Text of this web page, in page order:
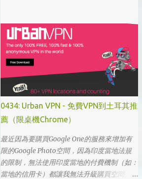
的，想說該不會為了要創造話題，所以硬拍一
部老少配的題材吧。加上男女主角都不認識，
所以一直到播出了三、四集開始好評不斷，加
上面臨了美、日、韓劇的劇荒，個人又特愛喪
劇，我硬是在找出來看了一次…。 不得不說，
開頭的辦公室場景，打昆蟲的的情節和打在代
表頭上奇異動畫，讓我以為這是次世代的搞笑
辦公室劇。第一集看完的時候，說真的還真不
知道這部劇集要表達什麼 - 因為開頭讓我覺得
無厘頭的場景和後續開始步入至安的黑暗世
界，讓我好難入戲。 為什麼要作這飄蟲視角?
為什麼要加這些星星? 所以當我推這部戲給朋
友的時候，我和朋友說一定要撐過第一集，過
0434: Urban VPN - 免費VPN到土耳其推
薦（限桌機Chrome）
最近因為要購買Google One的服務來增加有
限的Google Photo空間，因為印度當地法規
的限制，無法使用印度當地的付費機制（如：
當地的信用卡）都讓我無法升級購買空間。因